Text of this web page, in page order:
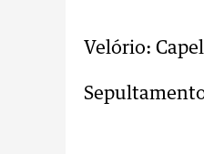
Velório: